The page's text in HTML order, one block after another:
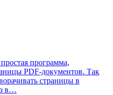
программа,
PDF-документов. Так
страницы в
в…